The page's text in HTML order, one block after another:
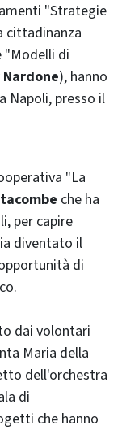
"Strategie
cittadinanza
"Modelli di
), hanno
Napoli, presso il
"La
che ha
per capire
diventato il
di
dai volontari
Maria della
dell'orchestra
di
che hanno